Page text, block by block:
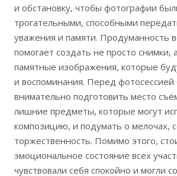
и обстановку, чтобы фотографии
трогательными, способными
уважения и памяти. Продуманность
помогает создать не просто снимки,
памятные изображения, которые
и воспоминания. Перед фотосессией
внимательно подготовить место
лишние предметы, которые могут
композицию, и подумать о мелочах,
торжественность. Помимо этого,
эмоциональное состояние всех
чувствовали себя спокойно и могли